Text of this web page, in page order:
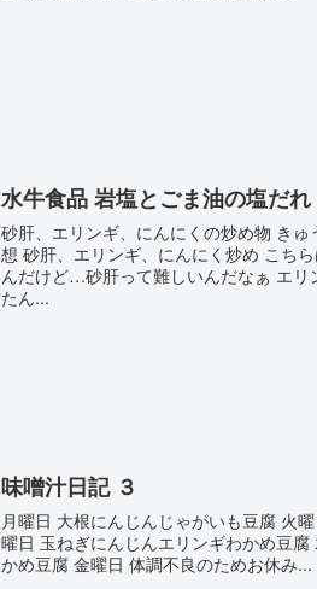
水牛食品 岩塩とごま油の塩だれ
砂肝、エリンギ、にんにくの炒め物 き
想 砂肝、エリンギ、にんにく炒め こち
んだけど…砂肝って難しいんだなぁ エリ
たん...
味噌汁日記 ３
月曜日 大根にんじんじゃがいも豆腐 火
曜日 玉ねぎにんじんエリンギわかめ豆
かめ豆腐 金曜日 体調不良のためお休み...